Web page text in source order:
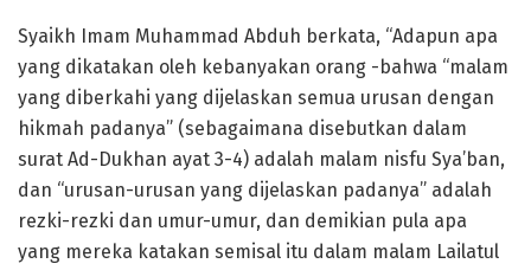
Syaikh Imam Muhammad Abduh berkata, “Adapun apa
yang dikatakan oleh kebanyakan orang -bahwa “malam
yang diberkahi yang dijelaskan semua urusan dengan
hikmah padanya” (sebagaimana disebutkan dalam
surat Ad-Dukhan ayat 3-4) adalah malam nisfu Sya’ban,
dan “urusan-urusan yang dijelaskan padanya” adalah
rezki-rezki dan umur-umur, dan demikian pula apa
yang mereka katakan semisal itu dalam malam Lailatul